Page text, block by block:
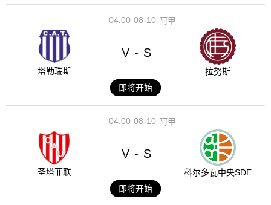
08-10
04:00 阿甲
塔勒瑞斯
V - S
拉努斯
即将开始
08-10
04:00 阿甲
圣塔菲联
V - S
科尔多瓦中央SDE
即将开始